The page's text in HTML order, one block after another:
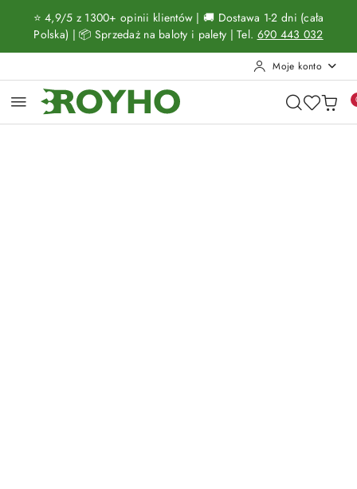
Przejdź do treści głównej
Przejdź do wyszukiwarki
Przejdź do moje konto
Przejdź do menu głównego
Przejdź do opisu produktu
Przejdź do stopki
⭐ 4,9/5 z 1300+ opinii klientów | 🚚 Dostawa 1-2 dni (cała
Polska) | 📦 Sprzedaż na baloty i palety | Tel. 690 443 032
Moje konto